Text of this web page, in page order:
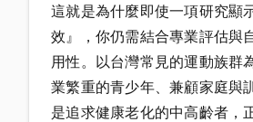
這就是為什麼即使一項研究顯
效』，你仍需結合專業評估與
用性。以台灣常見的運動族群
業繁重的青少年、兼顧家庭與
是追求健康老化的中高齡者，